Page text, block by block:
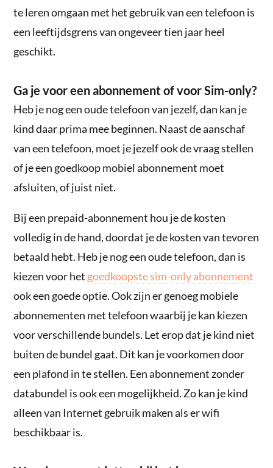
te leren omgaan met het gebruik van een telefoon is
een leeftijdsgrens van ongeveer tien jaar heel
geschikt.
Ga je voor een abonnement of voor Sim-only?
Heb je nog een oude telefoon van jezelf, dan kan je
kind daar prima mee beginnen. Naast de aanschaf
van een telefoon, moet je jezelf ook de vraag stellen
of je een goedkoop mobiel abonnement moet
afsluiten, of juist niet.
Bij een prepaid-abonnement hou je de kosten
volledig in de hand, doordat je de kosten van tevoren
betaald hebt. Heb je nog een oude telefoon, dan is
kiezen voor het goedkoopste sim-only abonnement
ook een goede optie. Ook zijn er genoeg mobiele
abonnementen met telefoon waarbij je kan kiezen
voor verschillende bundels. Let erop dat je kind niet
buiten de bundel gaat. Dit kan je voorkomen door
een plafond in te stellen. Een abonnement zonder
databundel is ook een mogelijkheid. Zo kan je kind
alleen van Internet gebruik maken als er wifi
beschikbaar is.